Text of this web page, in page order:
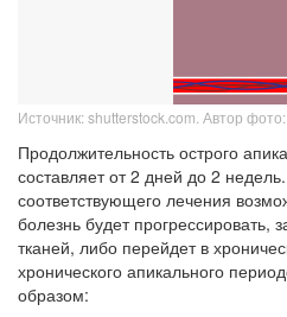
Источник: shutterstock.com. Автор
Продолжительность острого
составляет от 2 дней до 2
соответствующего лечения
болезнь будет прогрессировать,
тканей, либо перейдет в
хронического апикального
образом: